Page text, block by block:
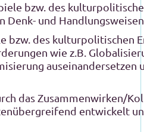
bzw. des
Denk- und
bzw. des kulturpolitischen
wie z.B.
auseinandersetzen
das Zusammenwirken/
entwickelt